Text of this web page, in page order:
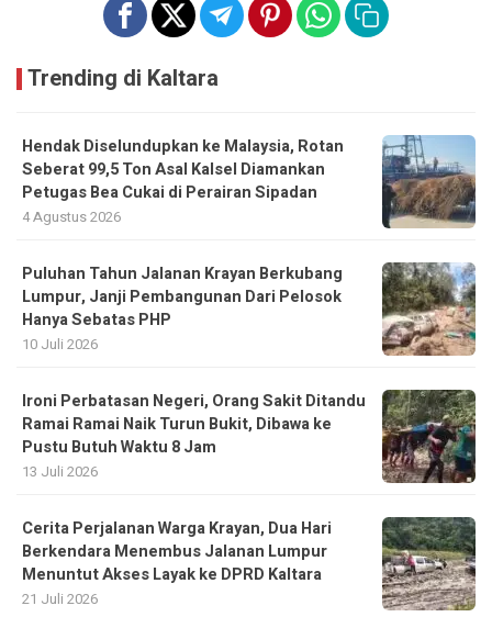
Trending di Kaltara
Hendak Diselundupkan ke Malaysia, Rotan
Seberat 99,5 Ton Asal Kalsel Diamankan
Petugas Bea Cukai di Perairan Sipadan
4 Agustus 2026
Puluhan Tahun Jalanan Krayan Berkubang
Lumpur, Janji Pembangunan Dari Pelosok
Hanya Sebatas PHP
10 Juli 2026
Ironi Perbatasan Negeri, Orang Sakit Ditandu
Ramai Ramai Naik Turun Bukit, Dibawa ke
Pustu Butuh Waktu 8 Jam
13 Juli 2026
Cerita Perjalanan Warga Krayan, Dua Hari
Berkendara Menembus Jalanan Lumpur
Menuntut Akses Layak ke DPRD Kaltara
21 Juli 2026